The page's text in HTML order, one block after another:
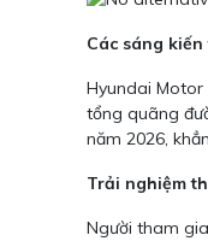
Các sáng
Hyundai Motor
tổng quãng
năm 2026,
Trải nghiệm
Người tham